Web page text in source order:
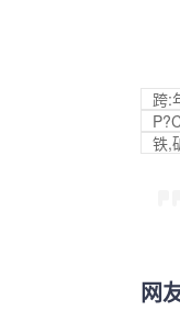
跨:
铁,
网